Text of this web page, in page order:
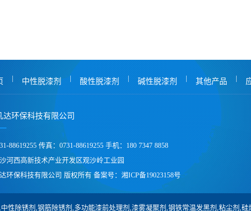
中性脱漆剂 酸性脱漆剂 碱性脱漆剂 其他产品
达环保科技有限公司
88619255 传真：0731-88619255 手机：180 7347 8858
河西高新技术产业开发区观沙岭工业园
环保科技有限公司 版权所有备案号： 湘ICP备19023158号
性除锈剂,钢筋除锈剂,多功能漆前处理剂,漆雾凝聚剂,钢铁常温发黑剂,粘尘剂,硅